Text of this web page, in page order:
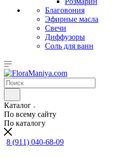
Благовония
Эфирные масла
Свечи
Диффузоры
Соль для ванн
Каталог
По всему сайту
По каталогу
8 (911) 040-68-09